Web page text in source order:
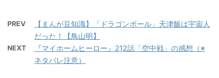
PREV
【まんが豆知識】「ドラゴンボール」天津飯は宇宙人
だった！【鳥山明】
NEXT
『マイホームヒーロー』212話「空中戦」の感想（※
ネタバレ注意）